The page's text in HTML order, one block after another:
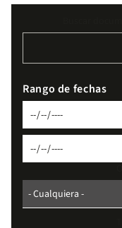
Rango de fechas